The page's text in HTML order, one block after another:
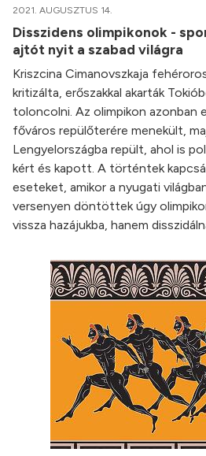
2021. AUGUSZTUS 14.
Disszidens olimpikonok -
ajtót nyit a szabad világra
Kriszcina Cimanovszkaja
kritizálta, erőszakkal akarták
toloncolni. Az olimpikon azonban
főváros repülőterére menekült,
Lengyelországba repült, ahol is
kért és kapott. A történtek
eseteket, amikor a nyugati
versenyen döntöttek úgy
vissza hazájukba, hanem